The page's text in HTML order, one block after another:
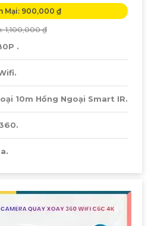
Mại: 900,000 ₫
1,100,000 ₫
.
10m Hồng Ngoại Smart IR.